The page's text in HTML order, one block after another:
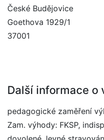
České Budějovice
Goethova 1929/1
37001
Další informace o
pedagogické zaměření
Zam. výhody: FKSP,